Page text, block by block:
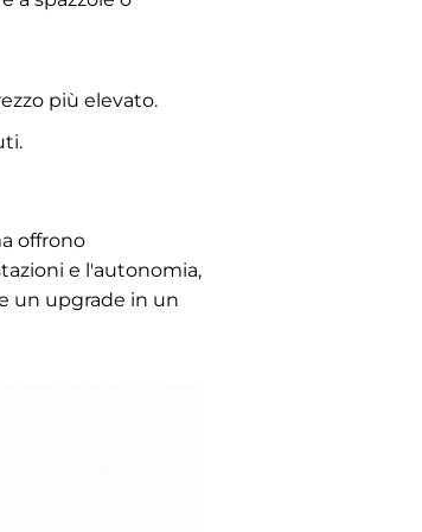
più elevato.
offrono
e l'autonomia,
un upgrade in un